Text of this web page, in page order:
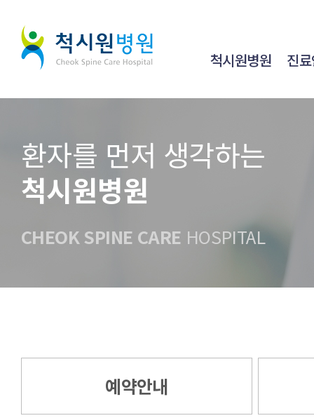
척시원병원 진
환자를 먼저 생각하는
척시원병원
CHEOK SPINE CARE HOSPITAL
예약안내